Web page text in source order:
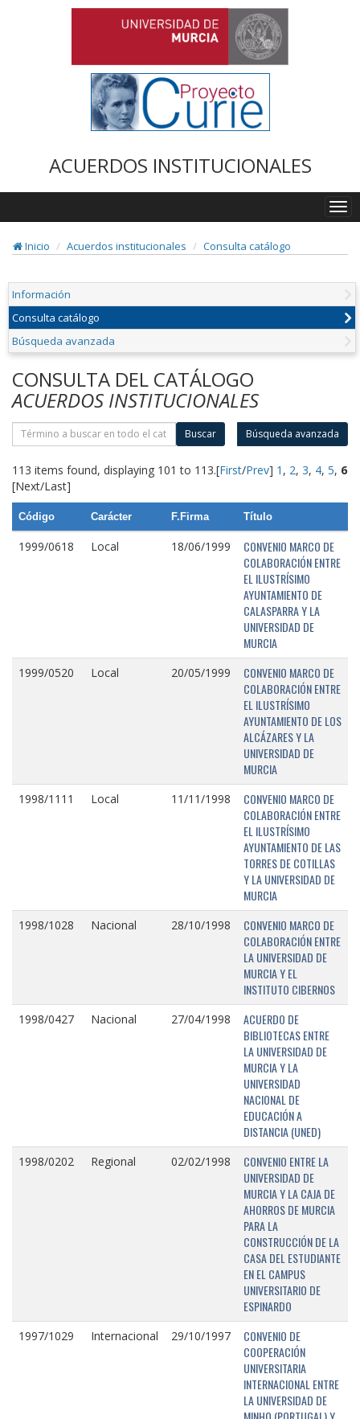
ACUERDOS INSTITUCIONALES
Inicio
Acuerdos institucionales Consulta catálogo
Información
Consulta catálogo
Búsqueda avanzada
CONSULTA DEL CATÁLOGO
ACUERDOS INSTITUCIONALES
Buscar Búsqueda avanzada
113 items found, displaying 101 to 113.[First/Prev] 1 , 2, 3, 4, 5, 6
[Next/Last]
Código Carácter F.Firma Título
1999/0618 Local 18/06/1999
CONVENIO MARCO DE
COLABORACIÓN ENTRE
EL ILUSTRÍSIMO
AYUNTAMIENTO DE
CALASPARRA Y LA
UNIVERSIDAD DE
MURCIA
1999/0520 Local 20/05/1999
CONVENIO MARCO DE
COLABORACIÓN ENTRE
EL ILUSTRÍSIMO
AYUNTAMIENTO DE LOS
ALCÁZARES Y LA
UNIVERSIDAD DE
MURCIA
1998/1111 Local 11/11/1998
CONVENIO MARCO DE
COLABORACIÓN ENTRE
EL ILUSTRÍSIMO
AYUNTAMIENTO DE LAS
TORRES DE COTILLAS
Y LA UNIVERSIDAD DE
MURCIA
1998/1028 Nacional 28/10/1998
CONVENIO MARCO DE
COLABORACIÓN ENTRE
LA UNIVERSIDAD DE
MURCIA Y EL
INSTITUTO CIBERNOS
1998/0427 Nacional 27/04/1998
ACUERDO DE
BIBLIOTECAS ENTRE
LA UNIVERSIDAD DE
MURCIA Y LA
UNIVERSIDAD
NACIONAL DE
EDUCACIÓN A
DISTANCIA (UNED)
1998/0202 Regional 02/02/1998
CONVENIO ENTRE LA
UNIVERSIDAD DE
MURCIA Y LA CAJA DE
AHORROS DE MURCIA
PARA LA
CONSTRUCCIÓN DE LA
CASA DEL ESTUDIANTE
EN EL CAMPUS
UNIVERSITARIO DE
ESPINARDO
1997/1029 Internacional 29/10/1997
CONVENIO DE
COOPERACIÓN
UNIVERSITARIA
INTERNACIONAL ENTRE
LA UNIVERSIDAD DE